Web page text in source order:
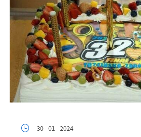
30 - 01 - 2024